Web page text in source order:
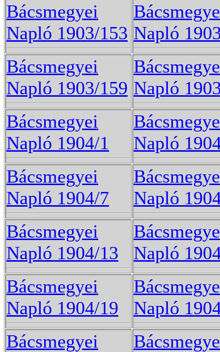
Bácsmegyei
Napló 1903/153 Napló
Bácsmegyei
Napló 1903/159 Napló
Bácsmegyei
Napló 1904/1
Napló
Bácsmegyei
Napló 1904/7
Napló
Bácsmegyei
Napló 1904/13
Napló
Bácsmegyei
Napló 1904/19
Napló
Bácsmegyei